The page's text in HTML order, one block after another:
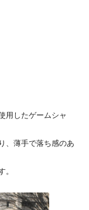
用したゲームシャ
、薄手で落ち感のあ
。